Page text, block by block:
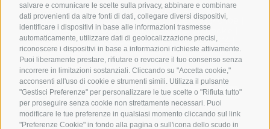
salvare e comunicare le scelte sulla privacy, abbinare e combinare
dati provenienti da altre fonti di dati, collegare diversi dispositivi,
identificare i dispositivi in base alle informazioni trasmesse
automaticamente, utilizzare dati di geolocalizzazione precisi,
riconoscere i dispositivi in base a informazioni richieste attivamente.
Puoi liberamente prestare, rifiutare o revocare il tuo consenso senza
incorrere in limitazioni sostanziali. Cliccando su "Accetta cookie,"
acconsenti all'uso di cookie e strumenti simili. Utilizza il pulsante
"Gestisci Preferenze" per personalizzare le tue scelte o "Rifiuta tutto"
per proseguire senza cookie non strettamente necessari. Puoi
modificare le tue preferenze in qualsiasi momento cliccando sul link
"Preferenze Cookie" in fondo alla pagina o sull'icona dello scudo in
Copyright © 2024 Jump Group Srl – All Rights
Reserved | Cap. Soc. 10.000,00 €. P.I. 04293540409 |
Privacy Policy|Cookie Policy|Preferenze Cookie
Obbligo Trasparenza L. 124/2017|SA8000:2014
Politica ISO9001 |Segnalazioni Whistleblowing|
Responsabilità di comunicazione dei beneficiari 2021-
2027 |Politica di parità di genere